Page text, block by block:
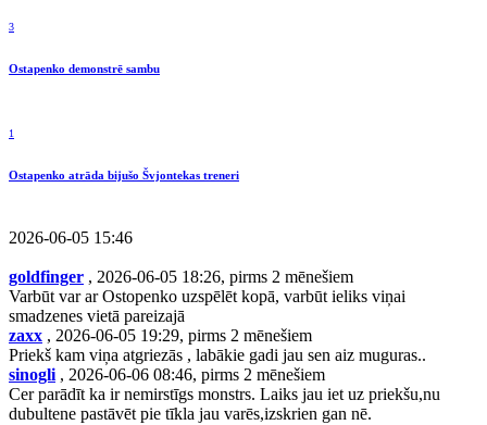
3
Ostapenko demonstrē sambu
1
Ostapenko atrāda bijušo Švjontekas treneri
2026-06-05 15:46
goldfinger , 2026-06-05 18:26, pirms 2 mēnešiem
Varbūt var ar Ostopenko uzspēlēt kopā, varbūt ieliks viņai
smadzenes vietā pareizajā
zaxx , 2026-06-05 19:29, pirms 2 mēnešiem
Priekš kam viņa atgriezās , labākie gadi jau sen aiz muguras..
sinogli , 2026-06-06 08:46, pirms 2 mēnešiem
Cer parādīt ka ir nemirstīgs monstrs. Laiks jau iet uz priekšu,nu
dubultene pastāvēt pie tīkla jau varēs,izskrien gan nē.